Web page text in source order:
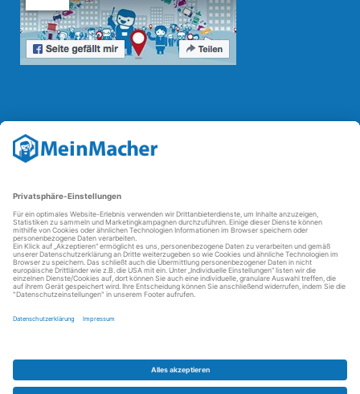
Reparatur Revolution
Mit derReparatur-Revolution
Reparaturbedingungen in Deutschland: Für Produkte, die sich gut
reparierenden Betriebe und des Reparatur-Know-hows in
Deutschland.
Weitere Informationen
FAQ - häufig gestellte Fragen
Partner werden
Über uns
Datenschutz
Barrierefreiheit
Partnerportal